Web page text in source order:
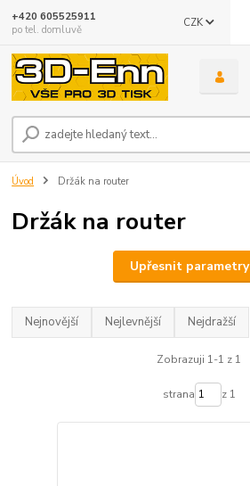
CZK
+420 605525911
po tel. domluvě
Úvod Držák na router
Držák na router
Upřesnit parametry
Nejnovější Nejlevnější Nejdražší
Zobrazuji 1-1 z 1
strana z 1